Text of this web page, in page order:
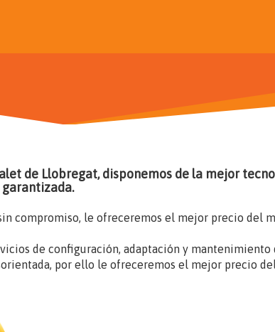
de Llobregat, disponemos de la mejor
compromiso, le ofreceremos el mejor precio del
de configuración, adaptación y mantenimiento
por ello le ofreceremos el mejor precio